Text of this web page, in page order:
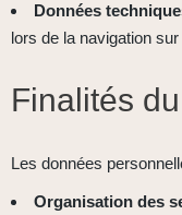
Données
lors de la navigation
Finalités
Les données
Organisation des